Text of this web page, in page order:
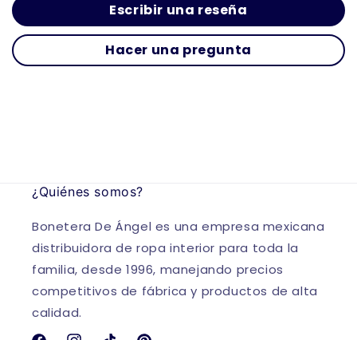
Escribir una reseña
Hacer una pregunta
¿Quiénes somos?
Bonetera De Ángel es una empresa mexicana
distribuidora de ropa interior para toda la
familia, desde 1996, manejando precios
competitivos de fábrica y productos de alta
calidad.